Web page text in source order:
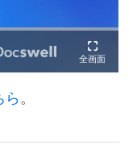
ら。